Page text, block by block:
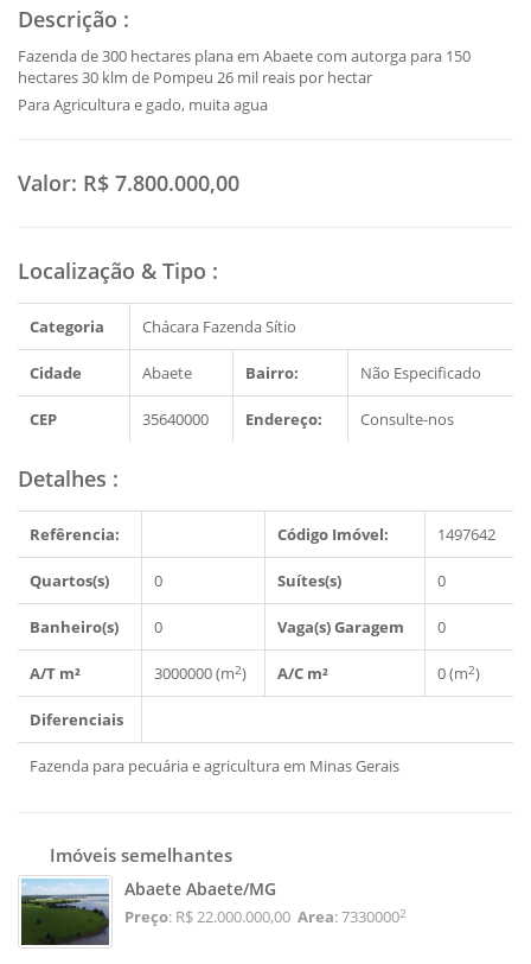
Descrição :
Fazenda de 300 hectares plana em Abaete com autorga para 150
hectares 30 klm de Pompeu 26 mil reais por hectar
Para Agricultura e gado, muita agua
Valor: R$ 7.800.000,00
Localização & Tipo :
Categoria Chácara Fazenda Sítio
Cidade Abaete Bairro: Não Especificado
CEP 35640000 Endereço: Consulte-nos
Detalhes :
Refêrencia: Código Imóvel: 1497642
Quartos(s) 0 Suítes(s) 0
Banheiro(s) 0 Vaga(s) Garagem 0
A/T m² 3000000 (m2) A/C m² 0 (m2)
Diferenciais
Fazenda para pecuária e agricultura em Minas Gerais
Imóveis semelhantes
Abaete Abaete/MG
Preço: R$ 22.000.000,00 Area: 73300002